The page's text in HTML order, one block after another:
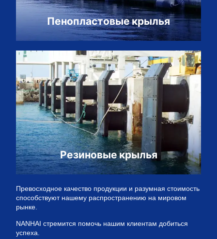
Пенопластовые крылья
Резиновые крылья
Превосходное качество продукции и разумная стоимость
способствуют нашему распространению на мировом
рынке.
NANHAI стремится помочь нашим клиентам добиться
успеха.